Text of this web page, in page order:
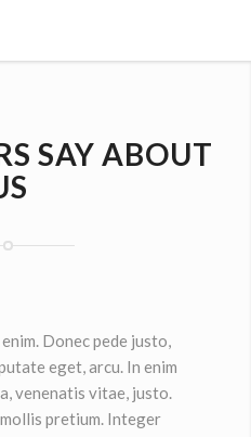
SAY ABOUT
Donec pede justo,
eget, arcu. In enim
venenatis vitae, justo.
pretium. Integer